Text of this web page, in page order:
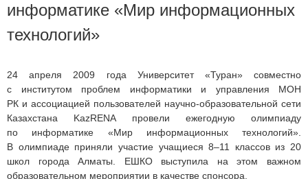
информатике «Мир информационных
технологий»
24 апреля 2009 года Университет «Туран» совместно
с институтом проблем информатики и управления МОН
РК и ассоциацией пользователей научно-образовательной сети
Казахстана KazRENA провели ежегодную олимпиаду
по информатике «Мир информационных технологий».
В олимпиаде приняли участие учащиеся 8–11 классов из 20
школ города Алматы. ЕШКО выступила на этом важном
образовательном мероприятии в качестве спонсора.